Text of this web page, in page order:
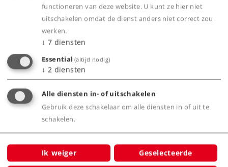
Product
Productinfo
functioneren van deze website. U kunt ze hier niet
uitschakelen omdat de dienst anders niet correct zou
werken.
↓ 7 diensten
Essential (altijd nodig)
↓ 2 diensten
Alle diensten in- of uitschakelen
Gebruik deze schakelaar om alle diensten in of uit te
schakelen.
Ik weiger Geselecteerde